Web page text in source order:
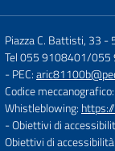
Piazza C. Battisti, 33 -
Tel 055 9108401/055
- PEC:
Codice
Whistleblowing:
- Obiettivi di
Obiettivi di